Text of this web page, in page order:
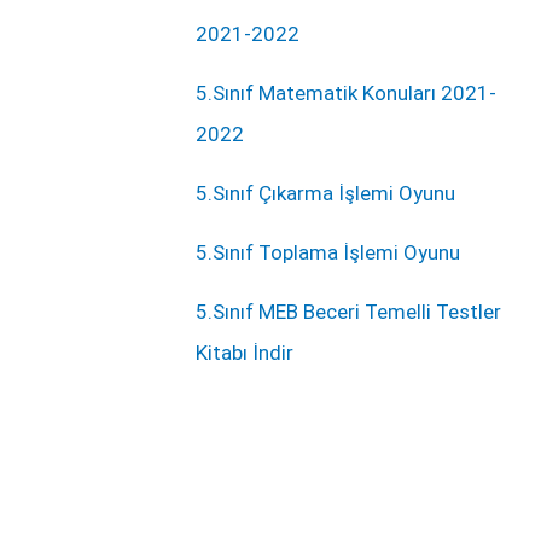
2021-2022
5.Sınıf Matematik Konuları 2021-
2022
5.Sınıf Çıkarma İşlemi Oyunu
5.Sınıf Toplama İşlemi Oyunu
5.Sınıf MEB Beceri Temelli Testler
Kitabı İndir